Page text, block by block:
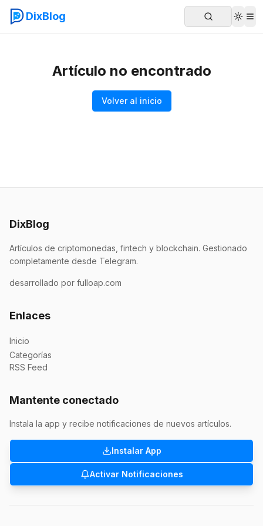
DixBlog
Artículo no encontrado
Volver al inicio
DixBlog
Artículos de criptomonedas, fintech y blockchain. Gestionado
completamente desde Telegram.
desarrollado por fulloap.com
Enlaces
Inicio
Categorías
RSS Feed
Mantente conectado
Instala la app y recibe notificaciones de nuevos artículos.
Instalar App
Activar Notificaciones